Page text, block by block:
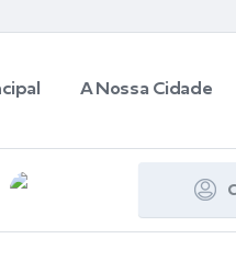
A Nossa Cidade